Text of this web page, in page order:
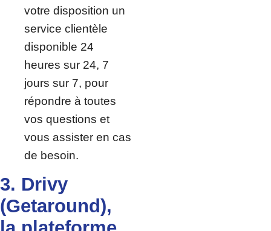
votre disposition un
service clientèle
disponible 24
heures sur 24, 7
jours sur 7, pour
répondre à toutes
vos questions et
vous assister en cas
de besoin.
3. Drivy
(Getaround),